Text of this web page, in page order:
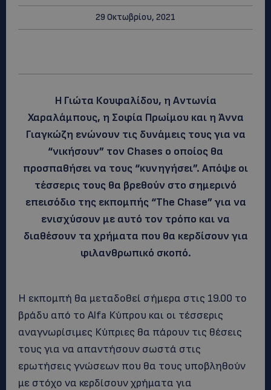
29 Οκτωβρίου, 2021
Η Γιώτα Κουφαλίδου, η Αντωνία
Χαραλάμπους, η Σοφία Πρωίμου και η Άννα
Γιαγκώζη ενώνουν τις δυνάμεις τους για να
“νικήσουν” τον Chases ο οποίος θα
προσπαθήσει να τους “κυνηγήσει”. Απόψε οι
τέσσερις τους θα βρεθούν στο σημερινό
επεισόδιο της εκπομπής “The Chase” για να
ενισχύσουν με αυτό τον τρόπο και να
διαθέσουν τα χρήματα που θα κερδίσουν για
φιλανθρωπικό σκοπό.
Η εκπομπή θα μεταδοθεί σήμερα στις 19.00 το
βράδυ από το Alfa Κύπρου και οι τέσσερις
αναγνωρίσιμες Κύπριες θα πάρουν τις θέσεις
τους για να απαντήσουν σωστά στις
ερωτήσεις γνώσεων που θα τους υποβληθούν
με στόχο να κερδίσουν χρήματα για